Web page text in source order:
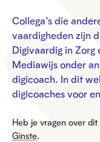
Collega’s die
vaardigheden zijn
Digivaardig in
Mediawijs onder
digicoach. In dit
digicoaches voor
Heb je vragen over
Ginste.